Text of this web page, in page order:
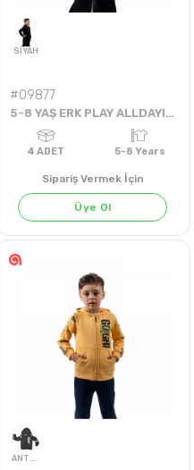
#09877
5-8 YAŞ ERK PLAY ALLDAYI SWEAT
Sipariş Vermek İçin
Üye Ol